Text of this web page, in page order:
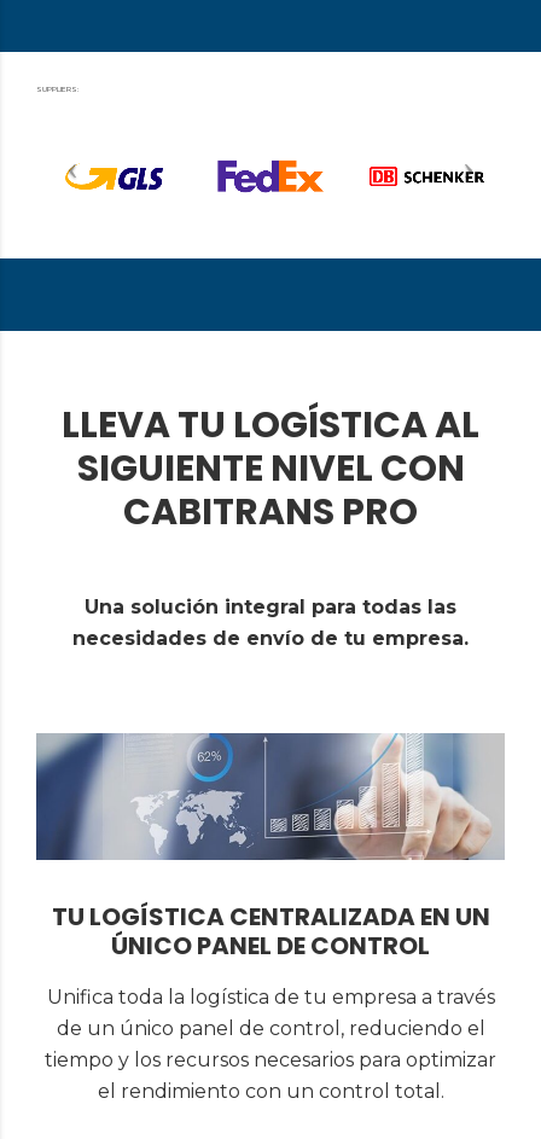
SUPPLIERS:
LLEVA TU LOGÍSTICA AL
SIGUIENTE NIVEL CON
CABITRANS PRO
Una solución integral para todas las
necesidades de envío de tu empresa.
TU LOGÍSTICA CENTRALIZADA EN UN
ÚNICO PANEL DE CONTROL
Unifica toda la logística de tu empresa a través
de un único panel de control, reduciendo el
tiempo y los recursos necesarios para optimizar
el rendimiento con un control total.